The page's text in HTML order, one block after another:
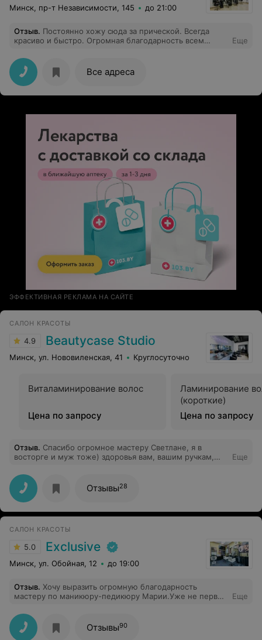
Минск, пр-т Независимости, 145 до 21:00
Отзыв. Постоянно хожу сюда за прической. Всегда
красиво и быстро. Огромная благодарность всем
Еще
Все адреса
ЭФФЕКТИВНАЯ РЕКЛАМА НА САЙТЕ
САЛОН КРАСОТЫ
4.9 Beautycase Studio
Минск, ул. Нововиленская, 41 Круглосуточно
Виталаминирование волос
Цена по запросу
Ламинирование
(короткие)
Цена по запросу
Отзыв. Спасибо огромное мастеру Светлане, я в
восторге и муж тоже) здоровья вам, вашим ручкам,
Еще
Отзывы28
САЛОН КРАСОТЫ
5.0 Exclusive
Минск, ул. Обойная, 12 до 19:00
Отзыв. Хочу выразить огромную благодарность
мастеру по маникюру-педикюру Марии.Уже не первый
клиентам,всегда
трепетна,аккуратна,приветлива,работу выполняет на
отлично! Хожу на маникюр два раза в месяц и всегда
Еще
Отзывы90